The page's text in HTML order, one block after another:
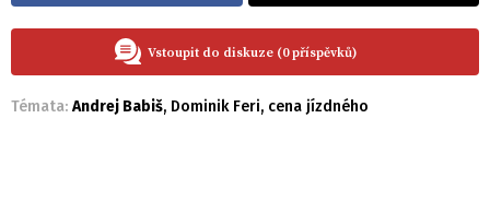
Vstoupit do diskuze (0 příspěvků)
Témata: Andrej Babiš, Dominik Feri, cena jízdného